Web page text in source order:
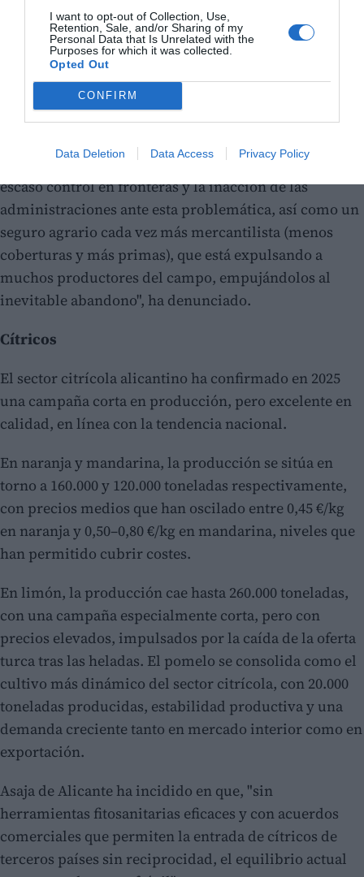
I want to opt-out of Collection, Use,
Retention, Sale, and/or Sharing of my
Personal Data that Is Unrelated with the
Purposes for which it was collected.
Opted Out
CONFIRM
Data Deletion Data Access Privacy Policy
retraído el consumo de fruta en los hogares y ha
señalado que, aunque los precios medios que perciben
los agricultores han mejorado respecto a 2024,
continúan por debajo de los costes de producción,
“disparados para el empresario agrícola”.
de autorizaciones excepcionales para las plagas, el
escaso control en fronteras y la inacción de las
administraciones ante esta problemática, así como un
seguro agrario cada vez más mercantilista (menos
coberturas y más primas), que está expulsando a
muchos productores del campo, empujándolos al
inevitable abandono", ha denunciado.
Cítricos
El sector citrícola alicantino ha confirmado en 2025
una campaña corta en producción, pero excelente en
calidad, en línea con la tendencia nacional.
En naranja y mandarina, la producción se sitúa en
torno a 160.000 y 120.000 toneladas respectivamente,
con precios medios que han oscilado entre 0,45 €/kg
en naranja y 0,50–0,80 €/kg en mandarina, niveles que
han permitido cubrir costes.
En limón, la producción cae hasta 260.000 toneladas,
con una campaña especialmente corta, pero con
precios elevados, impulsados por la caída de la oferta
turca tras las heladas. El pomelo se consolida como el
cultivo más dinámico del sector citrícola, con 20.000
toneladas producidas, estabilidad productiva y una
demanda creciente tanto en mercado interior como en
exportación.
Asaja de Alicante ha incidido en que, "sin
herramientas fitosanitarias eficaces y con acuerdos
comerciales que permiten la entrada de cítricos de
terceros países sin reciprocidad, el equilibrio actual